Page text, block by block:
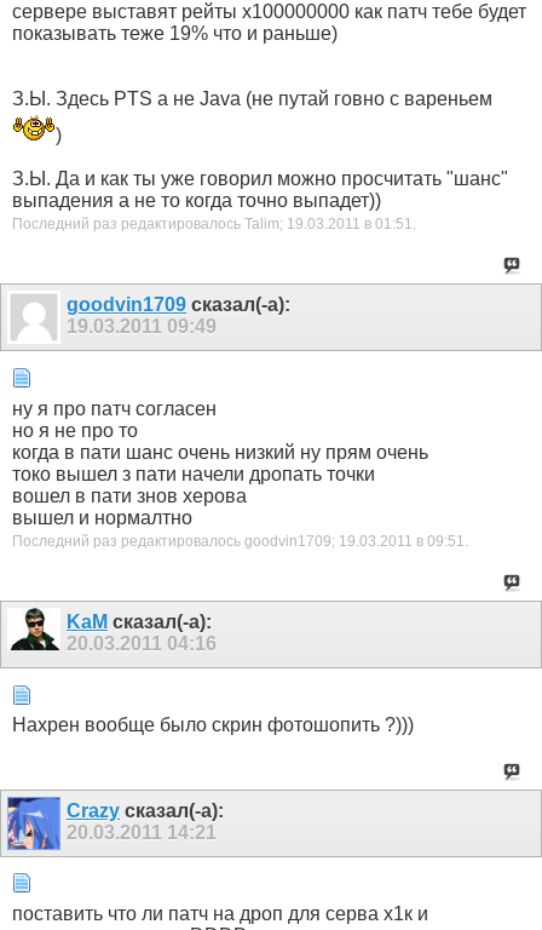
сервере выставят рейты х100000000 как патч тебе будет
показывать теже 19% что и раньше)
З.Ы. Здесь PTS а не Java (не путай говно с вареньем
)
З.Ы. Да и как ты уже говорил можно просчитать "шанс"
выпадения а не то когда точно выпадет))
Последний раз редактировалось Talim; 19.03.2011 в 01:51.
goodvin1709 сказал(-а):
19.03.2011 09:49
ну я про патч согласен
но я не про то
когда в пати шанс очень низкий ну прям очень
токо вышел з пати начели дропать точки
вошел в пати знов херова
вышел и нормалтно
Последний раз редактировалось goodvin1709; 19.03.2011 в 09:51
KaM сказал(-а):
20.03.2011 04:16
Нахрен вообще было скрин фотошопить ?)))
Crazy сказал(-а):
20.03.2011 14:21
поставить что ли патч на дроп для серва х1к и